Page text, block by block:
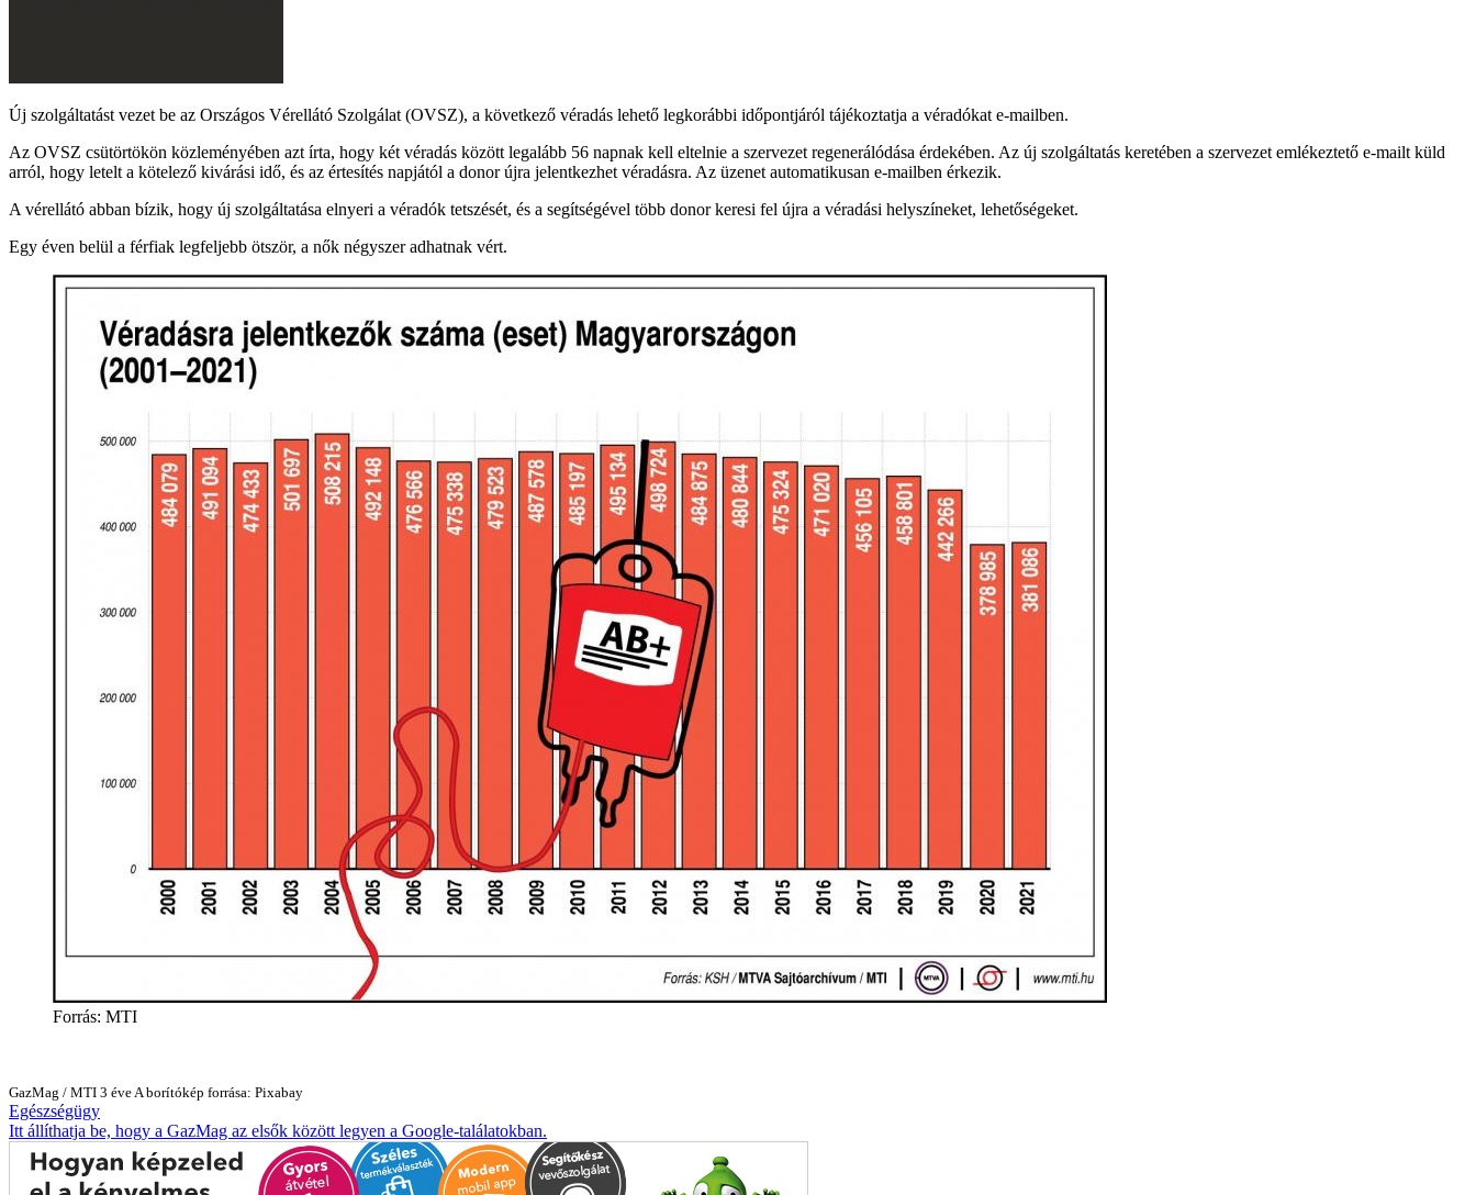
Új szolgáltatást vezet be az Országos Vérellátó Szolgálat (OVSZ), a következő véradás lehető legkorábbi időpontjáról tájékoztatja a véradókat e-mailben.
Az OVSZ csütörtökön közleményében azt írta, hogy két véradás között legalább 56 napnak kell eltelnie a szervezet regenerálódása érdekében. Az új szolgáltatás keretében a szervezet emlékeztető e-mailt küld
arról, hogy letelt a kötelező kivárási idő, és az értesítés napjától a donor újra jelentkezhet véradásra. Az üzenet automatikusan e-mailben érkezik.
A vérellátó abban bízik, hogy új szolgáltatása elnyeri a véradók tetszését, és a segítségével több donor keresi fel újra a véradási helyszíneket, lehetőségeket.
Egy éven belül a férfiak legfeljebb ötször, a nők négyszer adhatnak vért.
Forrás: MTI
GazMag / MTI 3 éve A borítókép forrása: Pixabay
Egészségügy
Itt állíthatja be, hogy a GazMag az elsők között legyen a Google-találatokban.